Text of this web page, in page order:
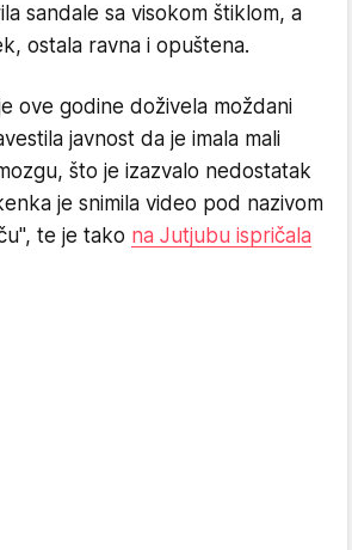
sandale sa visokom štiklom, a
ostala ravna i opuštena.
ove godine doživela moždani
javnost da je imala mali
što je izazvalo nedostatak
je snimila video pod nazivom
te je tako na Jutjubu ispričala